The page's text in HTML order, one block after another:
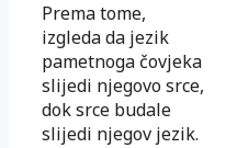
Prema tome,
izgleda da jezik
pametnoga čovjeka
slijedi njegovo srce,
dok srce budale
slijedi njegov jezik.